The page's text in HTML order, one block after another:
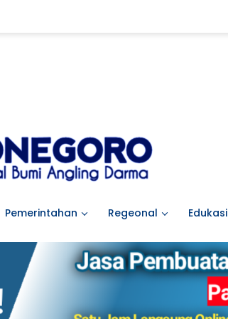
Pemerintahan Regeonal Edukasi